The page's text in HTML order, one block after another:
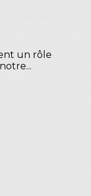
un rôle